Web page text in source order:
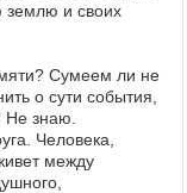
землю и своих
Сумеем ли не
о сути события,
Не знаю.
Человека,
между